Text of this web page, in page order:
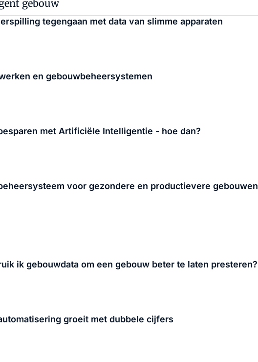
gebouw
tegengaan met data van slimme apparaten
en gebouwbeheersystemen
met Artificiële Intelligentie - hoe dan?
voor gezondere en productievere gebouwen
ik gebouwdata om een gebouw beter te laten presteren?
groeit met dubbele cijfers